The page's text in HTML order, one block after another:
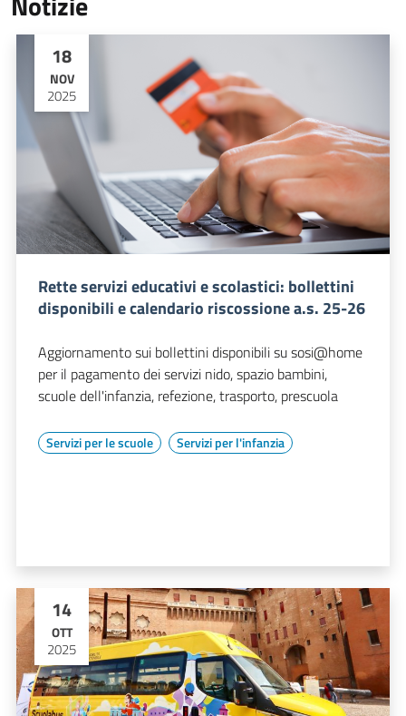
18
NOV
2025
Rette servizi educativi e scolastici: bollettini
disponibili e calendario riscossione a.s. 25-26
Aggiornamento sui bollettini disponibili su sosi@home
per il pagamento dei servizi nido, spazio bambini,
scuole dell'infanzia, refezione, trasporto, prescuola
Servizi per le scuole Servizi per l'infanzia
14
OTT
2025